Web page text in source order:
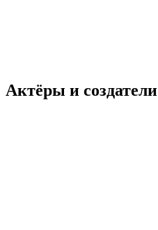
Актёры и создатели